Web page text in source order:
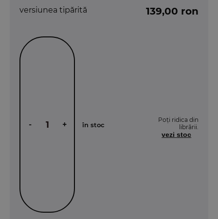
versiunea tipărită 139,00 ron
- + în stoc
Poți ridica din
librării.
vezi stoc